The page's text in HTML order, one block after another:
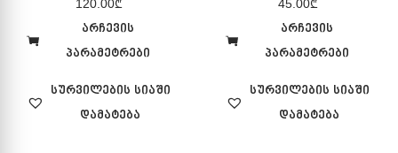
120.00₾
არჩევის
პარამეტრები
სურვილების სიაში
დამატება
45.00₾
არჩევის
პარამეტრები
სურვილების სიაში
დამატება